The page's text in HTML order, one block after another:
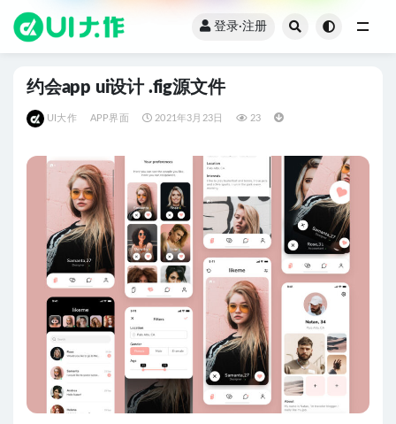
登录·注册
约会app ui设计 .fig源文件
UI大作 APP界面 2021年3月23日 23